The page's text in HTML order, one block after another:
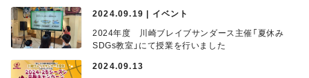
2024.09.19 | イベント
2024年度 川崎ブレイブサンダース主催「夏休み
SDGs教室」にて授業を行いました
2024.09.13